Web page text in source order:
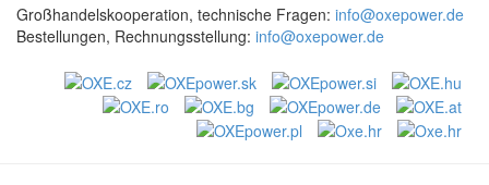
Großhandelskooperation, technische Fragen: info@oxepower.de
Bestellungen, Rechnungsstellung: info@oxepower.de